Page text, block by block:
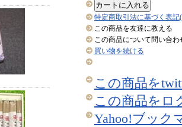
カートに入れる
特定商取引法に基づく表記
この商品を友達に教える
この商品について問い合わ
買い物を続ける
この商品を
この商品をロ
Yahoo!ブック